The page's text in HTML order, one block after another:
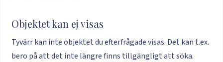
Objektet kan ej visas
Tyvärr kan inte objektet du efterfrågade visas. Det kan t.ex.
bero på att det inte längre finns tillgängligt att söka.